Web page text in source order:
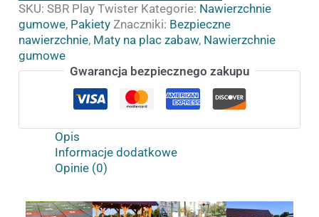
SKU:SBR Play Twister Kategorie: Nawierzchnie
gumowe, Pakiety Znaczniki: Bezpieczne
nawierzchnie, Maty na plac zabaw, Nawierzchnie
gumowe
Gwarancja bezpiecznego zakupu
Opis
Informacje dodatkowe
Opinie (0)